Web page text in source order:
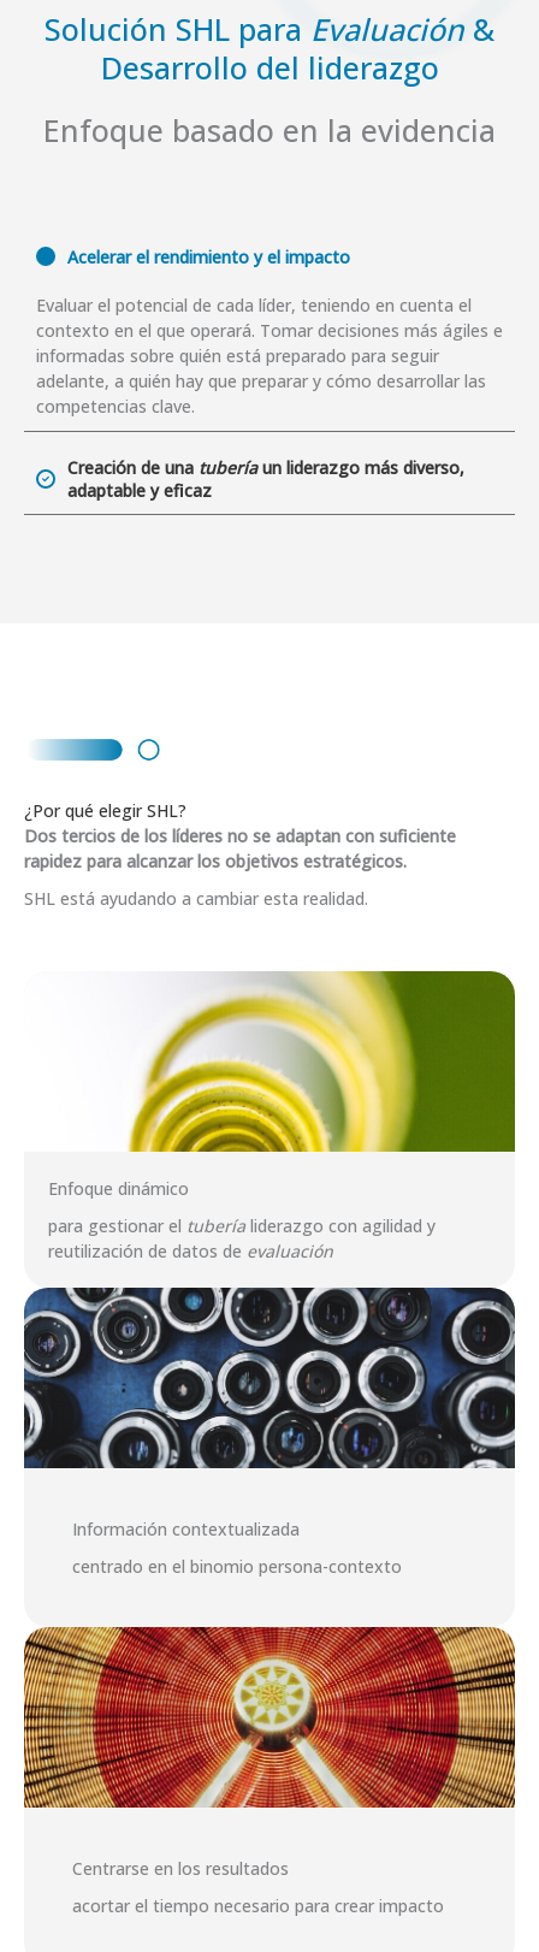
Solución SHL para Evaluación &
Desarrollo del liderazgo
Enfoque basado en la evidencia
Acelerar el rendimiento y el impacto
Evaluar el potencial de cada líder, teniendo en cuenta el
contexto en el que operará. Tomar decisiones más ágiles e
informadas sobre quién está preparado para seguir
adelante, a quién hay que preparar y cómo desarrollar las
competencias clave.
Creación de una tuberíaun liderazgo más diverso,
adaptable y eficaz
¿Por qué elegir SHL?
Dos tercios de los líderes no se adaptan con suficiente
rapidez para alcanzar los objetivos estratégicos.
SHL está ayudando a cambiar esta realidad.
Enfoque dinámico
para gestionar el tubería liderazgo con agilidad y
reutilización de datos de evaluación
Información contextualizada
centrado en el binomio persona-contexto
Centrarse en los resultados
acortar el tiempo necesario para crear impacto